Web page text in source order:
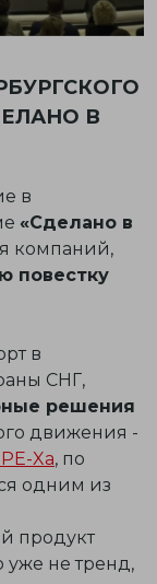
В
в
«Сделано в
компаний,
повестку
в
СНГ,
решения
движения -
Xa, по
одним из
продукт
не тренд,